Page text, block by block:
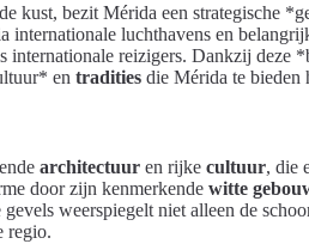
kust, bezit Mérida een strategische
internationale luchthavens en
internationale reizigers. Dankzij deze
en tradities die Mérida te bieden
architectuur en rijke cultuur, die
door zijn kenmerkende witte
weerspiegelt niet alleen de
regio.